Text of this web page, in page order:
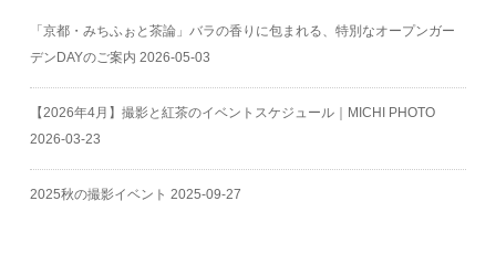
「京都・みちふぉと茶論」バラの香りに包まれる、特別なオープンガー
デンDAYのご案内 2026-05-03
【2026年4月】撮影と紅茶のイベントスケジュール｜MICHI PHOTO
2026-03-23
2025秋の撮影イベント 2025-09-27